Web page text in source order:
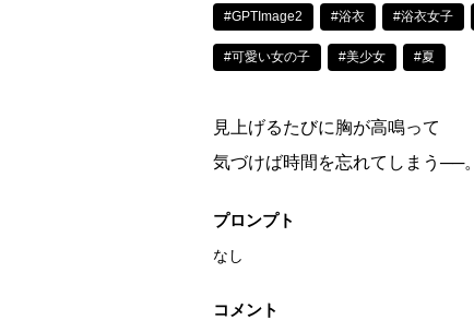
#GPTImage2 #浴衣 #浴衣女子
#可愛い女の子 #美少女 #夏
見上げるたびに胸が高鳴って
気づけば時間を忘れてしまう──。
プロンプト
なし
コメント